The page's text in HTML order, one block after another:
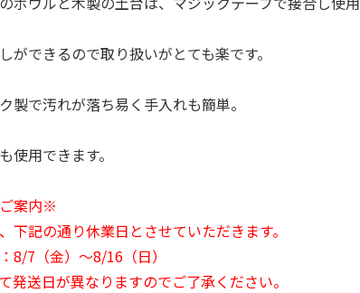
ができるので取り扱いがとても楽です。
製で汚れが落ち易く手入れも簡単。
使用できます。
案内※
下記の通り休業日とさせていただきます。
8/7（金）～8/16（日）
発送日が異なりますのでご了承ください。